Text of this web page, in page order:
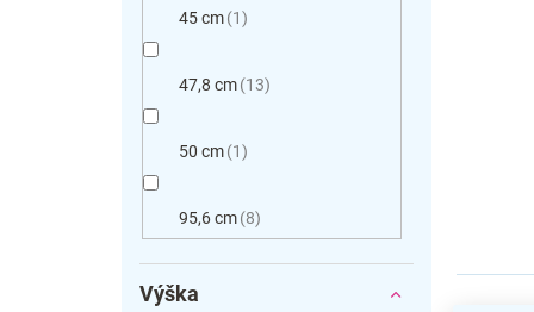
45 cm 1
47,8 cm 13
50 cm 1
95,6 cm 8
Výška